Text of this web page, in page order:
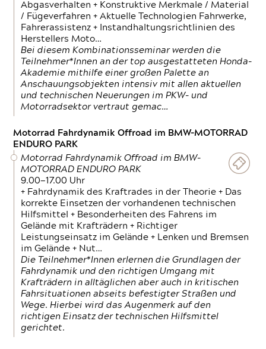
Abgasverhalten + Konstruktive Merkmale / Material
/ Fügeverfahren + Aktuelle Technologien Fahrwerke,
Fahrerassistenz + Instandhaltungsrichtlinien des
Herstellers Moto…
Bei diesem Kombinationsseminar werden die
Teilnehmer*Innen an der top ausgestatteten Honda-
Akademie mithilfe einer großen Palette an
Anschauungsobjekten intensiv mit allen aktuellen
und technischen Neuerungen im PKW- und
Motorradsektor vertraut gemac…
Motorrad Fahrdynamik Offroad im BMW-MOTORRAD
ENDURO PARK
Motorrad Fahrdynamik Offroad im BMW-
MOTORRAD ENDURO PARK
9.00—17.00 Uhr
+ Fahrdynamik des Kraftrades in der Theorie + Das
korrekte Einsetzen der vorhandenen technischen
Hilfsmittel + Besonderheiten des Fahrens im
Gelände mit Krafträdern + Richtiger
Leistungseinsatz im Gelände + Lenken und Bremsen
im Gelände + Nut…
Die Teilnehmer*Innen erlernen die Grundlagen der
Fahrdynamik und den richtigen Umgang mit
Krafträdern in alltäglichen aber auch in kritischen
Fahrsituationen abseits befestigter Straßen und
Wege. Hierbei wird das Augenmerk auf den
richtigen Einsatz der technischen Hilfsmittel
gerichtet.